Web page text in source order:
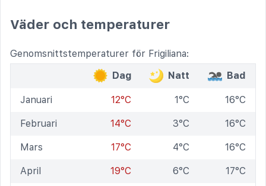
Väder och temperaturer
Genomsnittstemperaturer för Frigiliana:
Dag
Natt Bad
Januari 12°C 1°C 16°C
Februari 14°C 3°C 16°C
Mars 17°C 4°C 16°C
April 19°C 6°C 17°C